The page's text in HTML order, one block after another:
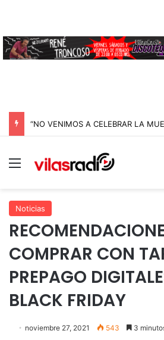
Menú
Noticias
COMPRAR CON
PREPAGO
BLACK FRIDAY
noviembre 27, 2021 543 3